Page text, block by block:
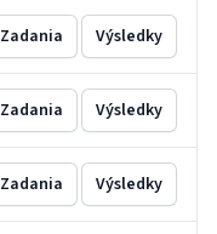
Zadania Výsledky
Zadania Výsledky
Zadania Výsledky